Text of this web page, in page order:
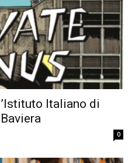
Italiano di
0